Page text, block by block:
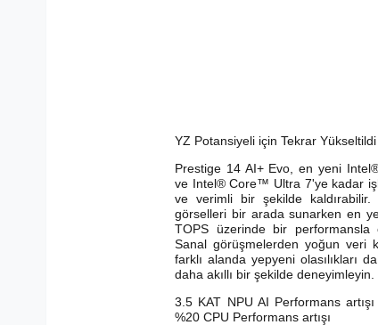
YZ Potansiyeli için Tekrar Yükseltildi
Prestige 14 AI+ Evo, en yeni
ve Intel® Core™ Ultra 7'ye kadar
ve verimli bir şekilde kaldırabilir.
görselleri bir arada sunarken en
TOPS üzerinde bir performansla
Sanal görüşmelerden yoğun veri
farklı alanda yepyeni olasılıkları
daha akıllı bir şekilde deneyimleyin.
3.5 KAT NPU AI Performans
%20 CPU Performans artışı